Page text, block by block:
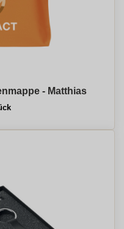
- Matthias